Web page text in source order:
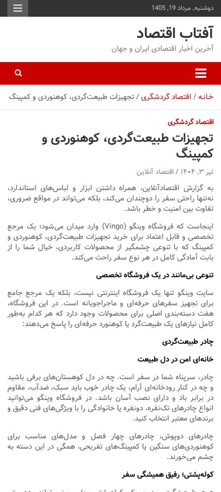
دوشنبه, مرداد 19, 1405
آفتاب اقتصاد
آخرین اخبار اقتصادی ایران و جهان
خـانـه اقتصاد گردشگری تجهیزات طبیعت‌گردی، کوهنوردی و کمپینگ
اقتصاد گردشگری
تجهیزات طبیعت‌گردی، کوهنوردی و
کمپینگ
تیر ۳, ۱۴۰۴ اقتصاد آنلاین
به گزارش اقتصادآنلاین، همراه داشتن ابزار و لباس‌های استاندارد،
نه‌تنها راحتی سفر را دوچندان می‌کند، بلکه می‌تواند در مواقع ضروری،
تفاوت بین امنیت و خطر باشد.
اینجاست که فروشگاه وینگو (Vingo) وارد میدان می‌شود؛ یک مرجع
تخصصی و قابل اعتماد برای خرید تجهیزات طبیعت‌گردی، کوهنوردی و
کمپینگ که با تنوعی چشمگیر از محصولات کاربردی، خیال شما را از
بابت آمادگی کامل در هر نوع سفر راحت می‌کند.
تنوعی بی‌مانند در یک فروشگاه تخصصی
سایت وینگو تنها یک فروشگاه اینترنتی نیست، بلکه یک مرجع جامع
برای تجهیز سفرهای حرفه‌ای و ماجراجویانه است. در این فروشگاه،
هفت دسته‌بندی اصلی برای محصولات وجود دارد که هر کدام به‌طور
کامل نیازهای یک طبیعت‌گرد یا کوهنورد حرفه‌ای را پاسخ می‌دهند:
چادر طبیعت‌گردی
خانه‌ای امن در دل طبیعت
چادر، سرپناه شما در سفر است. چه در دل کوهستان‌های برفی باشید
و چه در کنار رودخانه‌ای آرام، یک چادر خوب باید سبک، ضدآب، مقاوم
در برابر باد و دارای نصب آسان باشد. در فروشگاه وینگو می‌توانید
انواع چادرهای تک‌نفره، دونفره یا خانوادگی را با ویژگی‌های فنی دقیق و
برندهای معتبر انتخاب کنید.
چادرهای دوپوش، چادرهای چهار فصل و مدل‌های مناسب برای
کوهنوردی‌های سنگین یا کمپینگ‌های تفریحی، همگی در این دسته به
چشم می‌خورند.
کوله‌پشتی؛ رفیق همیشگی سفر